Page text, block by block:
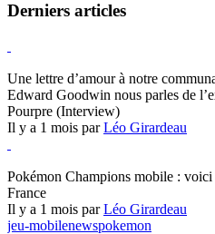
Derniers articles
Une lettre d’amour à notre
Edward Goodwin nous parles de
Pourpre (Interview)
Il y a 1 mois parLéo Girardeau
Pokémon Champions mobile : voici
France
Il y a 1 mois parLéo Girardeau
jeu-mobilenewspokemon